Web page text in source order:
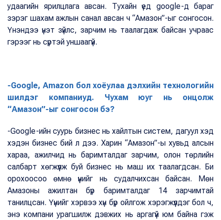
удаагийн ярилцлага авсан. Тухайн үед google-д бараг
зэрэг шахам ажлын санал авсан ч “Амазон”-ыг сонгосон.
Үнэндээ үнэт зүйлс, зарчим нь таалагдаж байсан учраас
гэрээг нь сүртэй уншаагүй.
-Google, Amazon бол хоёулаа дэлхийн технологийн
шилдэг компаниуд. Чухам юуг нь онцолж
“Амазон”-ыг сонгосон бэ?
-Google-ийн суурь бизнес нь хайлтын систем, дагуул хэд
хэдэн бизнес бий л дээ. Харин “Амазон”-ы хувьд алсын
хараа, ажилчид нь баримталдаг зарчим, олон төрлийн
салбарт хөгжүүлж буй бизнес нь маш их таалагдсан. Би
орохоосоо өмнө үүнийг нь судалчихсан байсан. Мөн
Амазоны ажилтан бүр баримталдаг 14 зарчимтай
танилцсан. Үүнийг хэрвээ хүн бүр ойлгож хэрэгжүүлдэг бол ч,
энэ компани урагшилж дэвжих нь аргагүй юм байна гэж